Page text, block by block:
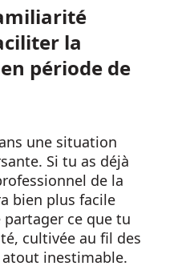
la
période de
une situation
Si tu as déjà
de la
bien plus facile
ce que tu
cultivée au fil des
inestimable.